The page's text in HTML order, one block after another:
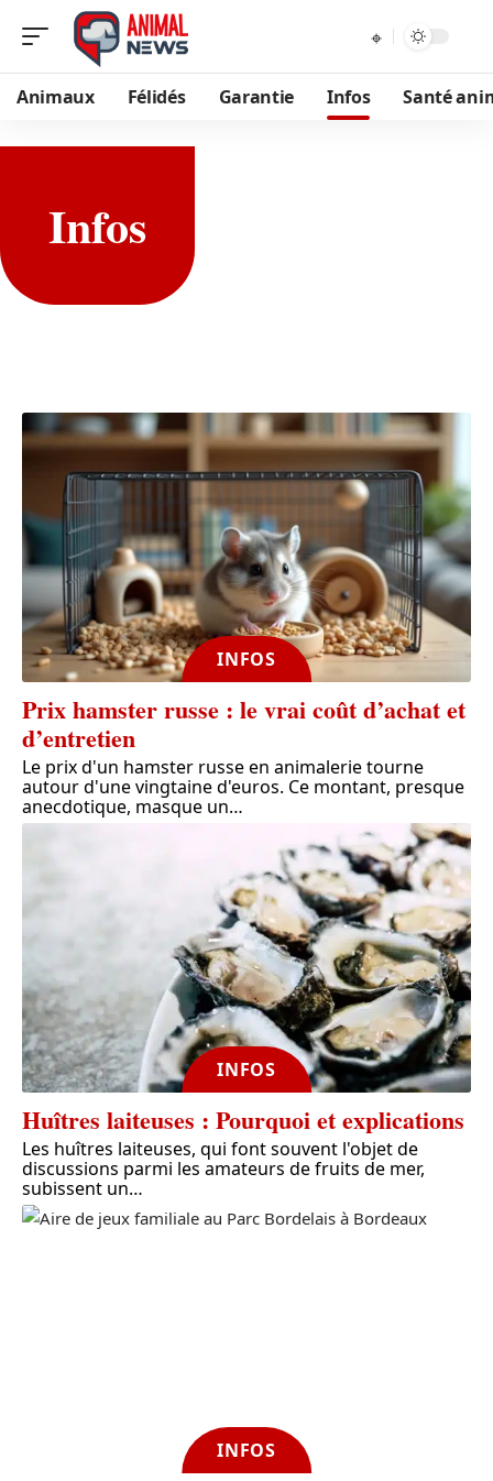
Animaux Félidés Garantie Infos Santé
Infos
INFOS
Prix hamster russe : le vrai coût d’achat et
d’entretien
Le prix d'un hamster russe en animalerie tourne
autour d'une vingtaine d'euros. Ce montant, presque
anecdotique, masque un…
INFOS
Huîtres laiteuses : Pourquoi et explications
Les huîtres laiteuses, qui font souvent l'objet de
discussions parmi les amateurs de fruits de mer,
subissent un…
INFOS